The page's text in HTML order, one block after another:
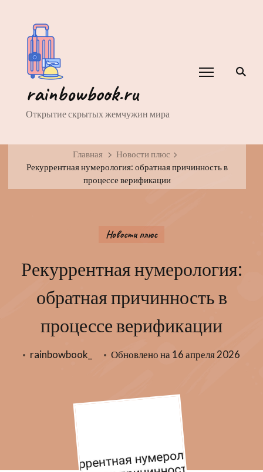
rainbowbook.ru
Открытие скрытых жемчужин мира
Главная
Новости плюс
Рекуррентная нумерология: обратная причинность в
процессе верификации
Новости плюс
Рекуррентная нумерология:
обратная причинность в
процессе верификации
rainbowbook_ Обновлено на 16 апреля 2026